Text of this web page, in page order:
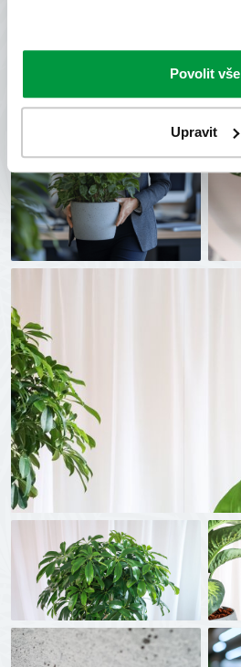
Povolit vše
Upravit